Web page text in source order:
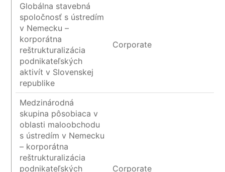
Globálna stavebná
spoločnosť s ústredím
v Nemecku –
korporátna
reštrukturalizácia
podnikateľských
aktivít v Slovenskej
republike
Corporate
Medzinárodná
skupina pôsobiaca v
oblasti maloobchodu
s ústredím v Nemecku
– korporátna
reštrukturalizácia
podnikateľských
Corporate